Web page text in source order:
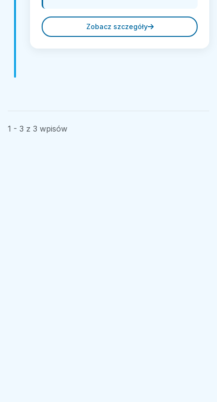
Zobacz szczegóły
1 - 3 z 3 wpisów